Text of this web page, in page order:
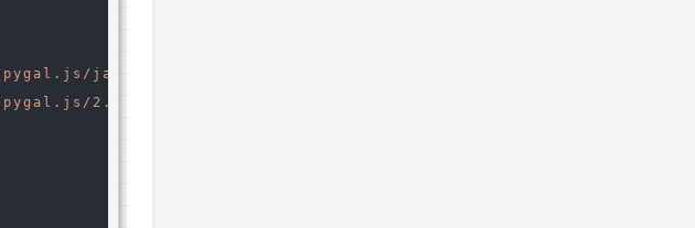
pygal.js/javascripts/svg.jquery.js"
2.0.x/pygal-tooltips.min.js"